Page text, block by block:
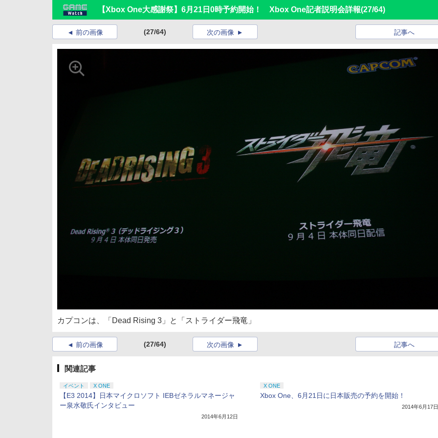
【Xbox One大感謝祭】6月21日0時予約開始！ Xbox One記者説明会詳報(27/64)
前の画像 (27/64) 記事へ
次の画像
カプコンは、「Dead Rising 3」と「ストライダー飛竜」
前の画像 (27/64) 記事へ
次の画像
関連記事
イベント X ONE
【E3 2014】日本マイクロソフト IEBゼネラルマネージャ
ー泉水敬氏インタビュー
2014年6月12日
X ONE
Xbox One、6月21日に日本販売の予約を開始！
2014年6月17日